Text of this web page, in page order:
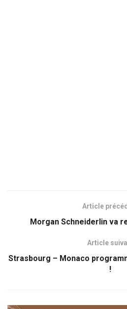
Article
Morgan Schneiderlin va
Article
Strasbourg – Monaco
!